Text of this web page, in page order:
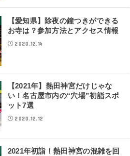
【愛知県】除夜の鐘つきができる
お寺は？参加方法とアクセス情報
2020.12.14
【2021年】熱田神宮だけじゃな
い！名古屋市内の“穴場”初詣スポ
ット7選
2020.12.12
2021年初詣！熱田神宮の混雑を回